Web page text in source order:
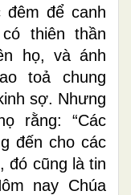
để canh
thiên thần
họ, và ánh
toả chung
sợ. Nhưng
rằng: “Các
đến cho các
đó cũng là tin
nay Chúa